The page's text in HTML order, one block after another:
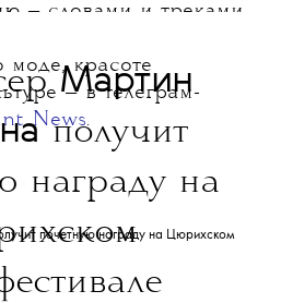
— словами и треками.
моде, красоте
— в телеграм-
News.
Мартин
получит
награду на